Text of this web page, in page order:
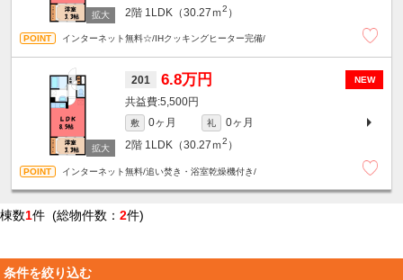
2階 1LDK（30.27ｍ2 ）
インターネット無料☆/IHクッキングヒーター完備/
NEW
201 6.8万円
5,500円
敷 0ヶ月 礼
0ヶ月
2階 1LDK（30.27ｍ2 ）
インターネット無料/追い焚き・浴室乾燥機付き/
棟数1件 (総物件数： 2件)
条件を絞り込む